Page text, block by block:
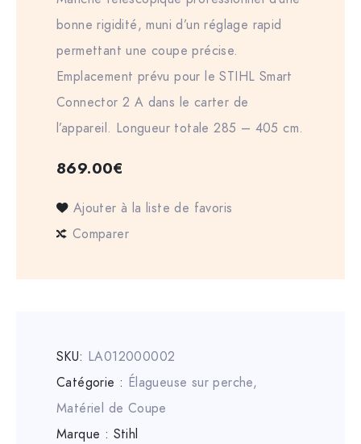
bonne rigidité, muni d’un réglage rapid
permettant une coupe précise.
Emplacement prévu pour le STIHL Smart
Connector 2 A dans le carter de
l’appareil. Longueur totale 285 – 405 cm.
869.00€
Ajouter à la liste de favoris
Comparer
SKU: LA012000002
Catégorie : Élagueuse sur perche,
Matériel de Coupe
Marque : Stihl